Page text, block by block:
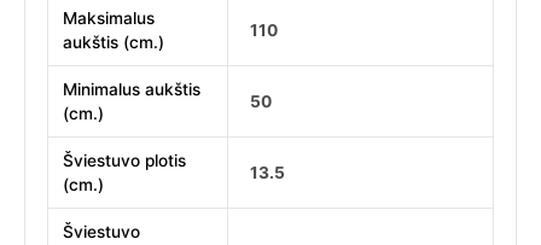
Maksimalus
aukštis (cm.)
110
Minimalus aukštis
(cm.)
50
Šviestuvo plotis
(cm.)
13.5
Šviestuvo